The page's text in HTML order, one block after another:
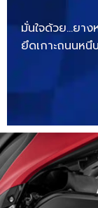
มั่นใจด้วย…ยา
ยึดเกาะถนนห